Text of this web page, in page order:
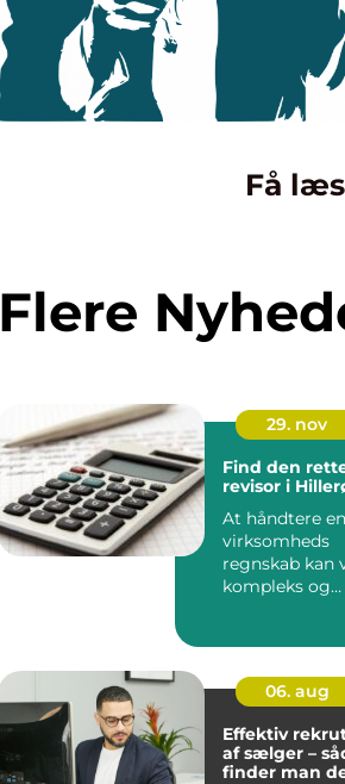
Få
Flere
29. nov
Find den
revisor i
At håndtere en
virksomheds
regnskab kan
kompleks og
06. aug
Effektiv
af sælger –
finder man